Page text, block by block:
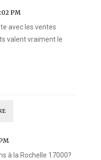
PM
avec les ventes
valent vraiment le
à la Rochelle 17000?